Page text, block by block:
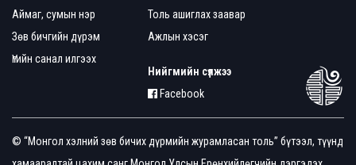
Аймаг, сумын нэр
Зөв бичгийн дүрэм
Үгийн санал илгээх
Толь ашиглах заавар
Ажлын хэсэг
Нийгмийн сүлжээ
Facebook
© “Монгол хэлний зөв бичих дүрмийн журамласан толь” бүтээл, түүнд